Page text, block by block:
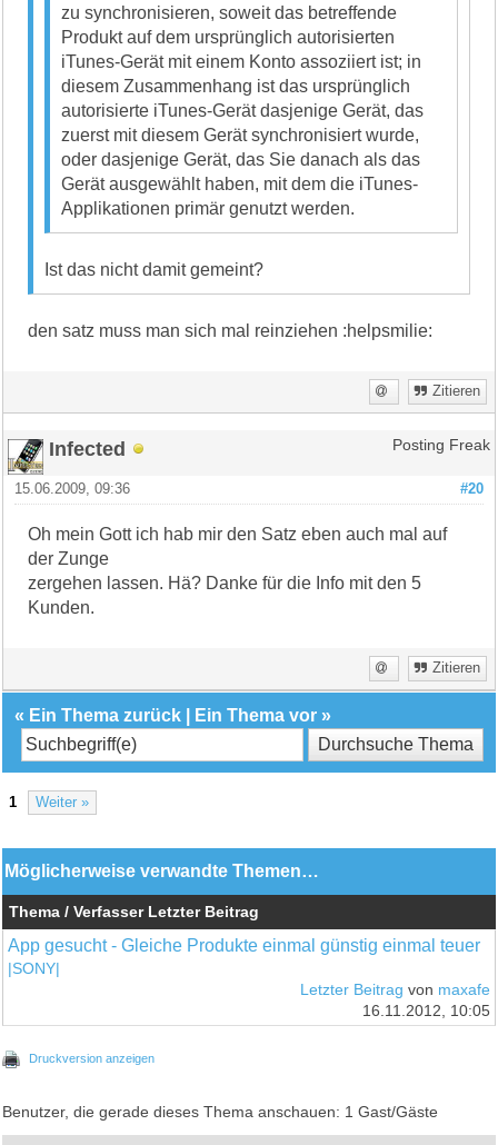
zu synchronisieren, soweit das betreffende
Produkt auf dem ursprünglich autorisierten
iTunes-Gerät mit einem Konto assoziiert ist; in
diesem Zusammenhang ist das ursprünglich
autorisierte iTunes-Gerät dasjenige Gerät, das
zuerst mit diesem Gerät synchronisiert wurde,
oder dasjenige Gerät, das Sie danach als das
Gerät ausgewählt haben, mit dem die iTunes-
Applikationen primär genutzt werden.
Ist das nicht damit gemeint?
den satz muss man sich mal reinziehen :helpsmilie:
Zitieren
Infected Posting Freak
#20
15.06.2009, 09:36
Oh mein Gott ich hab mir den Satz eben auch mal auf
der Zunge
zergehen lassen. Hä? Danke für die Info mit den 5
Kunden.
Zitieren
« Ein Thema zurück Ein Thema vor »
1 Weiter »
Möglicherweise verwandte Themen…
Thema / Verfasser Letzter Beitrag
App gesucht - Gleiche Produkte einmal günstig einmal teuer
|SONY|
Letzter Beitrag von maxafe
16.11.2012, 10:05
Druckversion anzeigen
Benutzer, die gerade dieses Thema anschauen: 1 Gast/Gäste